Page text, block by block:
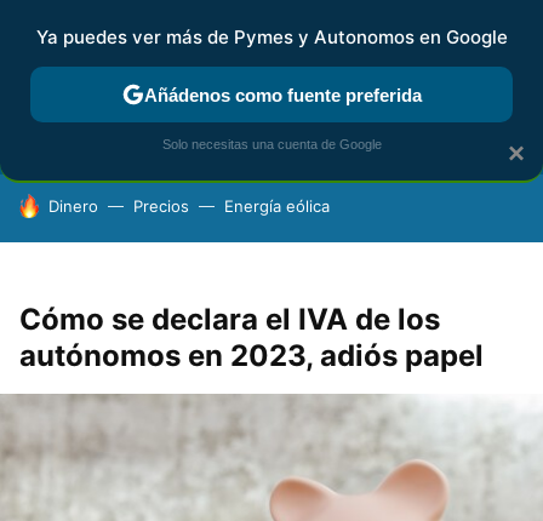
FISCALIDAD Y CONTABILIDAD KIT DIGITAL RENTA
HOY SE HABLA DE
Dinero Precios Energía eólica
Cómo se declara el IVA de los
autónomos en 2023, adiós papel
×
Ya puedes ver más de Pymes y Autonomos en Google
Añádenos como fuente preferida
Solo necesitas una cuenta de Google